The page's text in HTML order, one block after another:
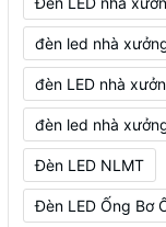
đèn led nhà
đèn LED nhà
đèn led nhà
Đèn LED NLMT
Đèn LED Ống Bơ